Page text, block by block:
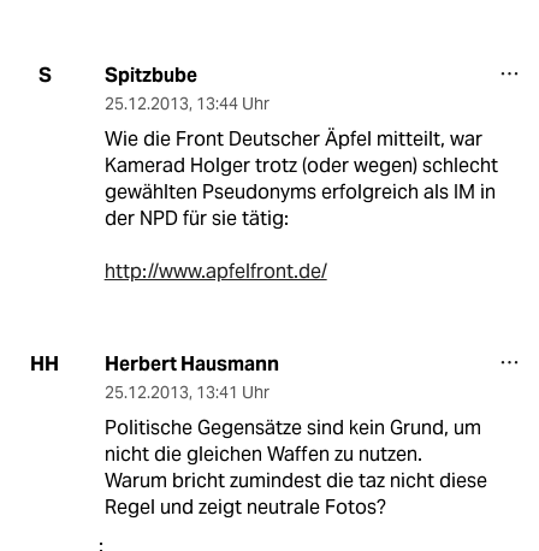
S Spitzbube
25.12.2013, 13:44 Uhr
Wie die Front Deutscher Äpfel mitteilt, war
Kamerad Holger trotz (oder wegen) schlecht
gewählten Pseudonyms erfolgreich als IM in
der NPD für sie tätig:
http://www.apfelfront.de/
HH Herbert Hausmann
25.12.2013, 13:41 Uhr
Politische Gegensätze sind kein Grund, um
nicht die gleichen Waffen zu nutzen.
Warum bricht zumindest die taz nicht diese
Regel und zeigt neutrale Fotos?